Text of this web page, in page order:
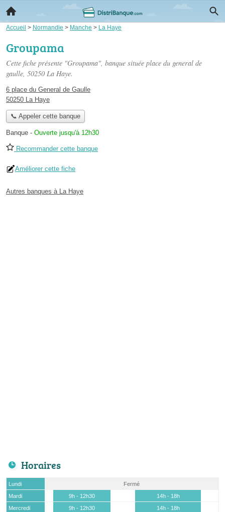
Accueil > Normandie > Manche > La Haye
Groupama
Cette fiche présente "Groupama", banque située place du general de
gaulle, 50250 La Haye.
6 place du General de Gaulle
50250 La Haye
📞 Appeler cette banque
Banque - Ouverte jusqu'à 12h30
Recommander cette banque
Améliorer cette fiche
Autres banques à La Haye
Horaires
Lundi
Fermé
Mardi
9h - 12h30
14h - 18h
Mercredi
9h - 12h30
14h - 18h